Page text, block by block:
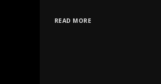
READ MORE